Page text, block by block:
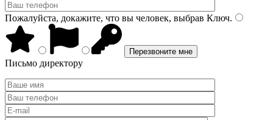
Пожалуйста, докажите, что вы человек, выбрав Ключ.
Письмо директору